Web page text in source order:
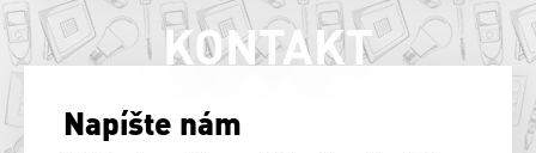
KONTAKT
Napíšte nám